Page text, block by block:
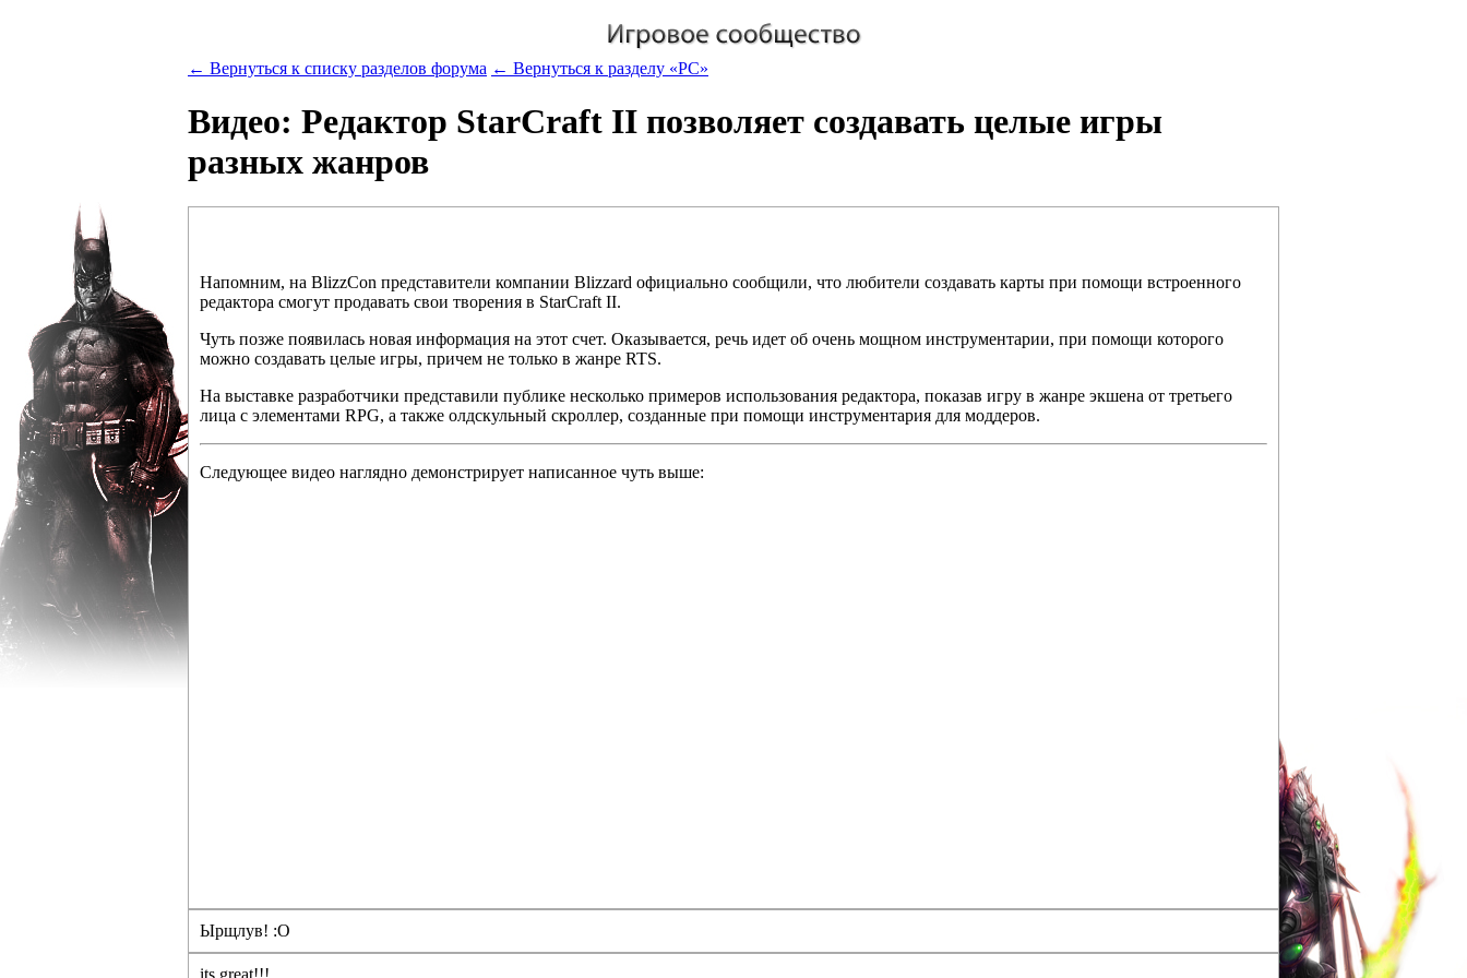
← Вернуться к списку разделов форума ← Вернуться к разделу «PC»
Видео: Редактор StarCraft II позволяет создавать целые игры
разных жанров
Напомним, на BlizzCon представители компании Blizzard официально сообщили, что любители создавать карты при помощи встроенного
редактора смогут продавать свои творения в StarCraft II.
Чуть позже появилась новая информация на этот счет. Оказывается, речь идет об очень мощном инструментарии, при помощи которого
можно создавать целые игры, причем не только в жанре RTS.
На выставке разработчики представили публике несколько примеров использования редактора, показав игру в жанре экшена от третьего
лица с элементами RPG, а также олдскульный скроллер, созданные при помощи инструментария для моддеров.
Следующее видео наглядно демонстрирует написанное чуть выше:
Ырщлув! :O
its great!!!